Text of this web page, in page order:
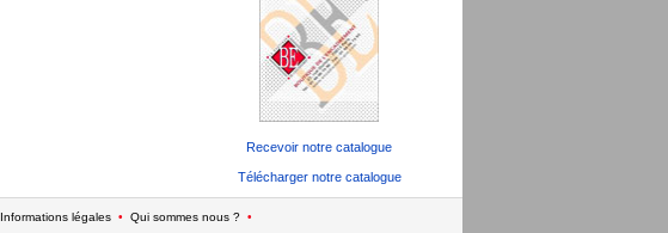
Recevoir notre catalogue
Télécharger notre catalogue
Informations légales • Qui sommes nous ? •